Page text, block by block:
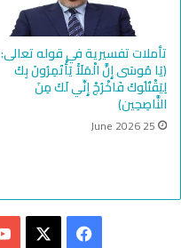
تأملات تفسيرية في قوله تعالى:
﴿يَا مُوسَى إِنَّ الْمَلَأَ يَأْتَمِرُونَ بِكَ
لِيَقْتُلُوكَ فَاخْرُجْ إِنِّي لَكَ مِنَ
النَّاصِحِين﴾
25 June 2026
Facebook